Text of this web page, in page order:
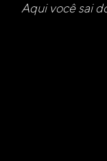
Aqui você sai